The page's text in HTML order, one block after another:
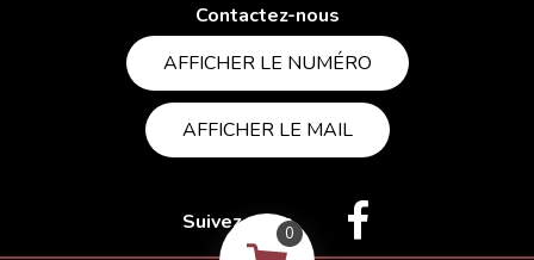
0
Contactez-nous
AFFICHER LE NUMÉRO
AFFICHER LE MAIL
Suivez-nous